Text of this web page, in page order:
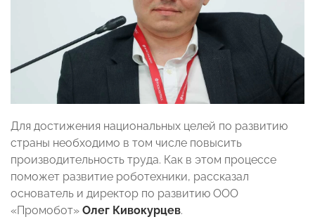
Для достижения национальных целей по развитию
страны необходимо в том числе повысить
производительность труда. Как в этом процессе
поможет развитие роботехники, рассказал
основатель и директор по развитию ООО
«Промобот» Олег Кивокурцев.